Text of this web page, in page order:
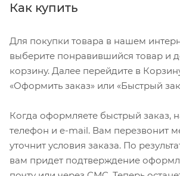
Как купить
Для покупки товара в нашем
выберите понравившийся товар и
корзину. Далее перейдите в
«Оформить заказ» или «Быстрый
Когда оформляете быстрый заказ,
телефон и e-mail. Вам перезвонит
уточнит условия заказа. По
вам придет подтверждение